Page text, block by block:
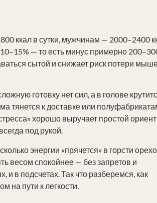
ккал в сутки, мужчинам — 2000–2400
— то есть минус примерно
сытой и снижает риск потери
готовку нет сил, а в голове
тянется к доставке или
хорошо выручает простой
под рукой.
энергии «прячется» в горсти
весом спокойнее — без запретов и
и в подсчетах. Так что разберемся, как
на пути к легкости.